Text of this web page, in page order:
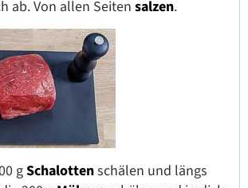
ab. Von allen Seiten salzen.
gSchalottenschälen und längs